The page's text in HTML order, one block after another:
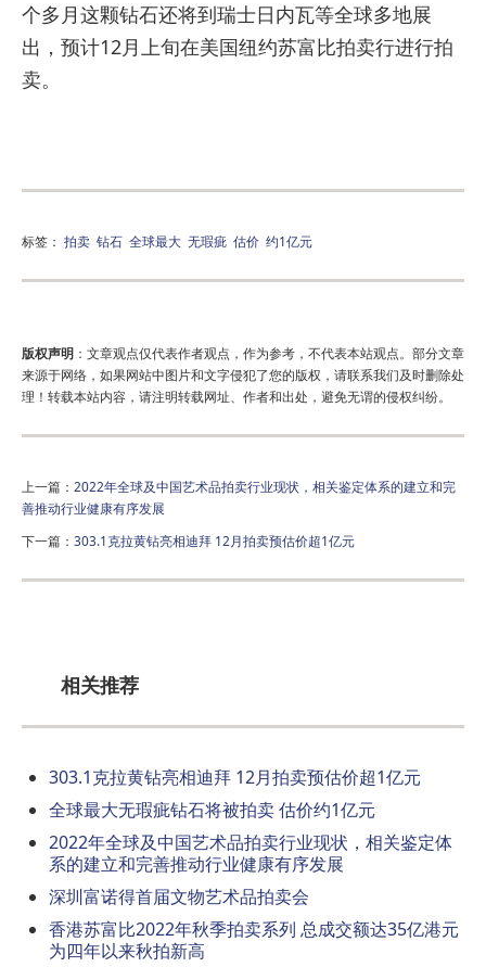
个多月这颗钻石还将到瑞士日内瓦等全球多地展
出，预计12月上旬在美国纽约苏富比拍卖行进行拍
卖。
标签： 拍卖 钻石 全球最大 无瑕疵 估价 约1亿元
版权声明 ：文章观点仅代表作者观点，作为参考，不代表本站观点。部分文章
来源于网络，如果网站中图片和文字侵犯了您的版权，请联系我们及时删除处
理！转载本站内容，请注明转载网址、作者和出处，避免无谓的侵权纠纷。
上一篇： 2022年全球及中国艺术品拍卖行业现状，相关鉴定体系的建立和完
善推动行业健康有序发展
下一篇： 303.1克拉黄钻亮相迪拜 12月拍卖预估价超1亿元
相关推荐
303.1克拉黄钻亮相迪拜 12月拍卖预估价超1亿元
全球最大无瑕疵钻石将被拍卖 估价约1亿元
2022年全球及中国艺术品拍卖行业现状，相关鉴定体
系的建立和完善推动行业健康有序发展
深圳富诺得首届文物艺术品拍卖会
香港苏富比2022年秋季拍卖系列 总成交额达35亿港元
为四年以来秋拍新高